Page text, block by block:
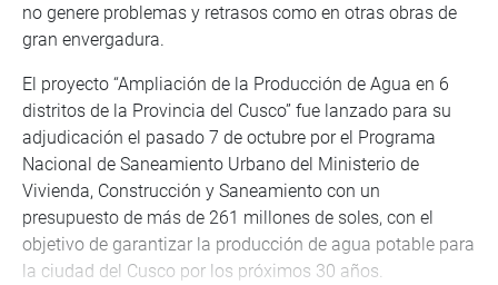
no genere problemas y retrasos como en otras obras de
gran envergadura.
El proyecto “Ampliación de la Producción de Agua en 6
distritos de la Provincia del Cusco” fue lanzado para su
adjudicación el pasado 7 de octubre por el Programa
Nacional de Saneamiento Urbano del Ministerio de
Vivienda, Construcción y Saneamiento con un
presupuesto de más de 261 millones de soles, con el
objetivo de garantizar la producción de agua potable para
la ciudad del Cusco por los próximos 30 años.